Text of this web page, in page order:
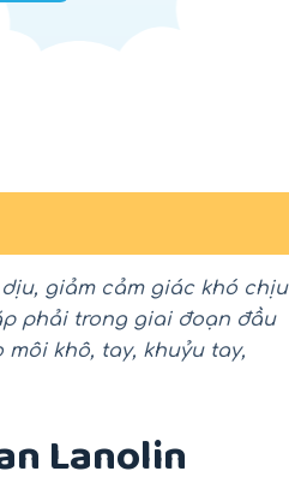
giảm cảm giác khó chịu
phải trong giai đoạn đầu
khô, tay, khuỷu tay,
Lanolin
-26%